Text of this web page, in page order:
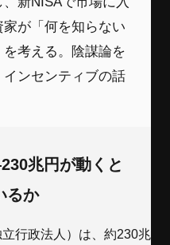
が「何を知らない
考える。陰謀論を
ンセンティブの話
兆円が動くと
るか
行政法人）は、約230兆